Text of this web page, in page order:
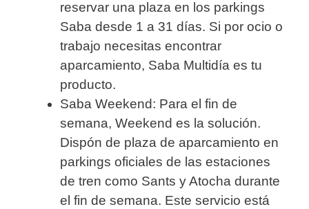
reservar una plaza en los parkings
Saba desde 1 a 31 días. Si por ocio o
trabajo necesitas encontrar
aparcamiento, Saba Multidía es tu
producto.
Saba Weekend: Para el fin de
semana, Weekend es la solución.
Dispón de plaza de aparcamiento en
parkings oficiales de las estaciones
de tren como Sants y Atocha durante
el fin de semana. Este servicio está